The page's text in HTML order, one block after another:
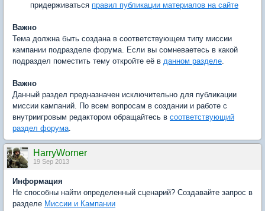
придерживаться правил публикации материалов на сайте
Важно
Тема должна быть создана в соответствующем типу миссии
кампании подразделе форума. Если вы сомневаетесь в какой
подраздел поместить тему откройте её в данном разделе.
Важно
Данный раздел предназначен исключительно для публикации
миссии кампаний. По всем вопросам в создании и работе с
внутриигровым редактором обращайтесь в соответствующий
раздел форума.
HarryWorner
19 Sep 2013
Информация
Не способны найти определенный сценарий? Создавайте запрос в
разделе Миссии и Кампании